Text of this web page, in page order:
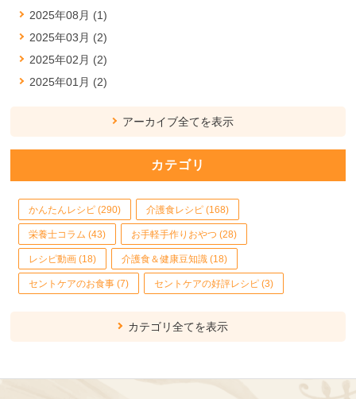
2025年08月 (1)
2025年03月 (2)
2025年02月 (2)
2025年01月 (2)
アーカイブ全てを表示
カテゴリ
かんたんレシピ (290) 介護食レシピ (168)
栄養士コラム (43) お手軽手作りおやつ (28)
レシピ動画 (18) 介護食＆健康豆知識 (18)
セントケアのお食事 (7) セントケアの好評レシピ (3)
カテゴリ全てを表示